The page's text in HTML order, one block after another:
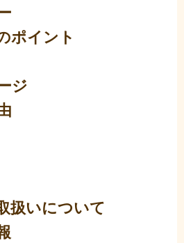
ポイント
ジ
扱いについて